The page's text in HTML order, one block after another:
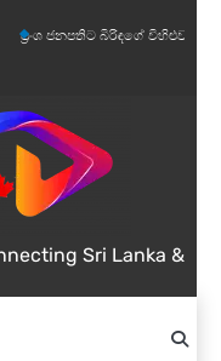
ජනපතිට බිරිඳගේ විහිළුවක්.
Sri Lanka &